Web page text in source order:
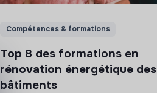
Compétences & formations
Top 8 des formations en
rénovation énergétique des
bâtiments